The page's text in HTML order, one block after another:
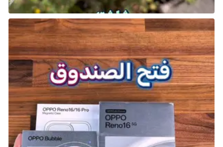
اللعب الجماعي في Palworld يجعل المهام أكثر سهولة
ومتعة. من إنشاء النقابات وتبادل الموارد إلى التعاون في
الصيد والصناعة، يضيف اللعب الجماعي بُعدًا اجتماعيًا
جديدًا يُثري تجربة اللعبة. انطلق واستمتع باستكشاف العالم
مع أصدقائك!
شارك هذه الصفحة عبر